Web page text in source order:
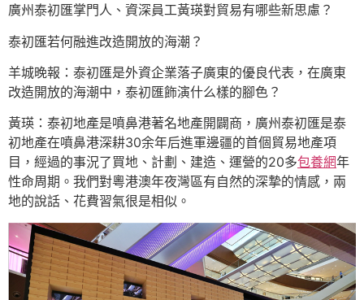
廣州泰初匯掌門人、資深員工黃瑛對貿易有哪些新思慮？
泰初匯若何融進改造開放的海潮？
羊城晚報：泰初匯是外資企業落子廣東的優良代表，在廣東
改造開放的海潮中，泰初匯飾演什么樣的腳色？
黃瑛：泰初地產是噴鼻港著名地產開闢商，廣州泰初匯是泰
初地產在噴鼻港深耕30余年后進軍邊疆的首個貿易地產項
目，經過的事況了買地、計劃、建造、運營的20多包養網年
性命周期。我們對粵港澳年夜灣區有自然的深摯的情感，兩
地的說話、花費習氣很是相似。